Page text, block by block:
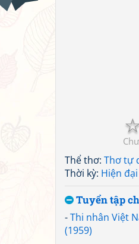
☆
Thể thơ: Thơ tự
Thời kỳ: Hiện đại
Tuyển tập
-Thi nhân Việt
(1959)